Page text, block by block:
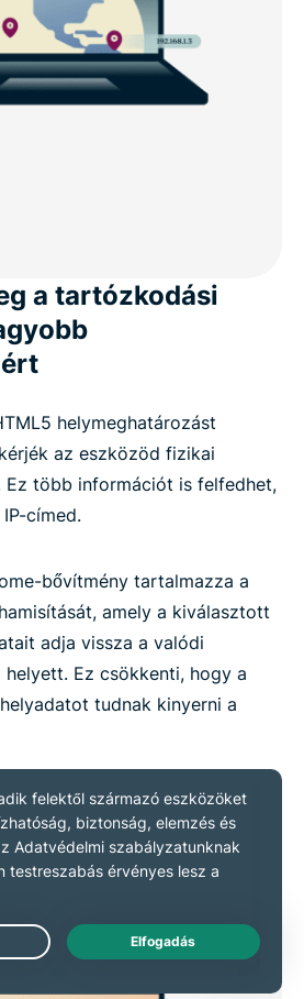
a tartózkodási
helymeghatározást
az eszközöd fizikai
több információt is felfedhet,
címed.
bővítmény tartalmazza a
amely a kiválasztott
adja vissza a valódi
Ez csökkenti, hogy a
tudnak kinyerni a
Live Chat